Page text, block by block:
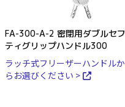
FA-300-A-2 密閉用ダブルセフ
ティグリップハンドル300
ラッチ式フリーザーハンドルか
らお選びください >